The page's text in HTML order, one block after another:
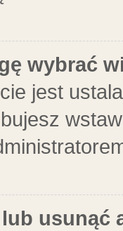
wybrać
jest
usunąć